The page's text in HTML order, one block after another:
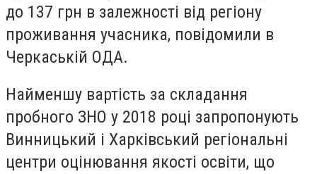
до 137 грн в залежності від регіону
проживання учасника, повідомили в
Черкаській ОДА.
Найменшу вартість за складання
пробного ЗНО у 2018 році запропонують
Винницький і Харківський регіональні
центри оцінювання якості освіти, що